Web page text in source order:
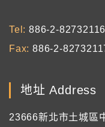
Tel
886-2-82732116
Fax 886-2-
地址 Address
23666新北市土城區